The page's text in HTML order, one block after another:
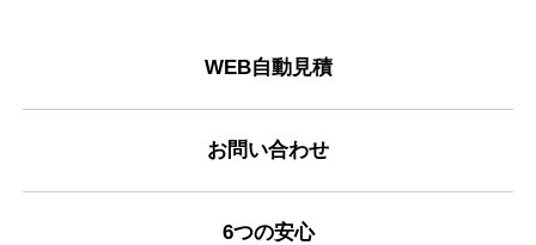
WEB自動見積
お問い合わせ
6つの安心